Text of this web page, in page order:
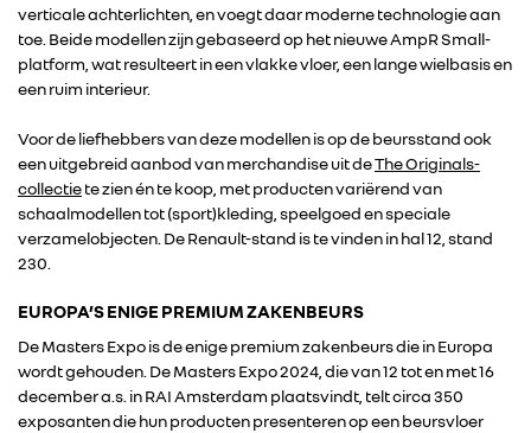
RENAULT
DACIA
ALPINE
ALLIANCE
verticale achterlichten, en voegt daar moderne technologie aan
toe. Beide modellen zijn gebaseerd op het nieuwe AmpR Small-
platform, wat resulteert in een vlakke vloer, een lange wielbasis en
een ruim interieur.
Voor de liefhebbers van deze modellen is op de beursstand ook
een uitgebreid aanbod van merchandise uit deThe Originals-
collectiete zien én te koop, met producten variërend van
schaalmodellen tot (sport)kleding, speelgoed en speciale
verzamelobjecten. De Renault-stand is te vinden in hal 12, stand
230.
EUROPA’S ENIGE PREMIUM ZAKENBEURS
De Masters Expo is de enige premium zakenbeurs die in Europa
wordt gehouden. De Masters Expo 2024, die van 12 tot en met 16
december a.s. in RAI Amsterdam plaatsvindt, telt circa 350
exposanten die hun producten presenteren op een beursvloer